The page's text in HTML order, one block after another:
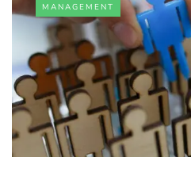
MANAGEMENT